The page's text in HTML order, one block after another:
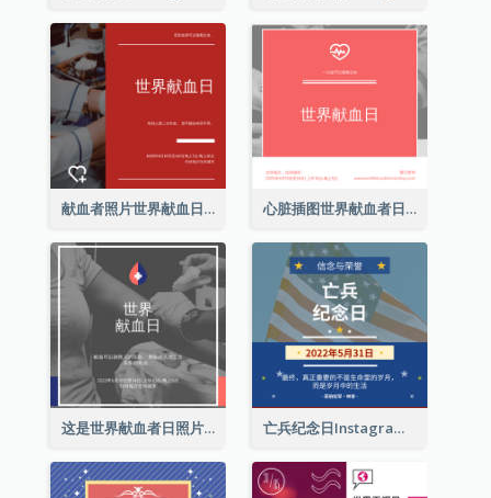
献血者照片世界献血日Instagram帖子 心脏插图世界献血者日Instagram帖子
这是世界献血者日照片Instagram帖子 亡兵纪念日Instagram帖子(附名言引用)